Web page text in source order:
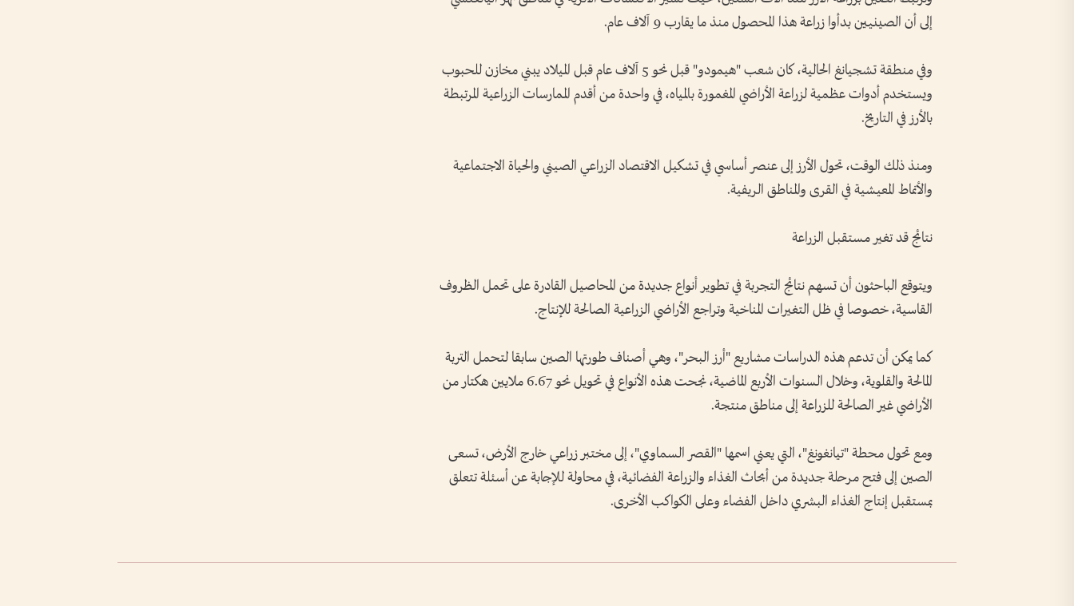
إلى أن الصينيين بدأوا زراعة هذا المحصول منذ ما يقارب 9 آلاف عام.
وفي منطقة تشجيانغ الحالية، كان شعب "هيمودو" قبل نحو 5 آلاف عام قبل الميلاد يبني مخازن للحبوب
ويستخدم أدوات عظمية لزراعة الأراضي المغمورة بالمياه، في واحدة من أقدم الممارسات الزراعية المرتبطة
بالأرز في التاريخ.
ومنذ ذلك الوقت، تحول الأرز إلى عنصر أساسي في تشكيل الاقتصاد الزراعي الصيني والحياة الاجتماعية
والأنماط المعيشية في القرى والمناطق الريفية.
نتائج قد تغير مستقبل الزراعة
ويتوقع الباحثون أن تسهم نتائج التجربة في تطوير أنواع جديدة من المحاصيل القادرة على تحمل الظروف
القاسية، خصوصا في ظل التغيرات المناخية وتراجع الأراضي الزراعية الصالحة للإنتاج.
كما يمكن أن تدعم هذه الدراسات مشاريع "أرز البحر"، وهي أصناف طورتها الصين سابقا لتحمل التربة
المالحة والقلوية، وخلال السنوات الأربع الماضية، نجحت هذه الأنواع في تحويل نحو 6.67 ملايين هكتار من
الأراضي غير الصالحة للزراعة إلى مناطق منتجة.
ومع تحول محطة "تيانغونغ"، التي يعني اسمها "القصر السماوي"، إلى مختبر زراعي خارج الأرض، تسعى
الصين إلى فتح مرحلة جديدة من أبحاث الغذاء والزراعة الفضائية، في محاولة للإجابة عن أسئلة تتعلق
بمستقبل إنتاج الغذاء البشري داخل الفضاء وعلى الكواكب الأخرى.